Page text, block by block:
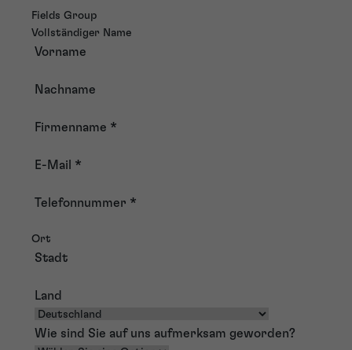
Fields Group
Vollständiger Name
Vorname
Nachname
Firmenname *
E-Mail *
Telefonnummer *
Ort
Stadt
Land
Wie sind Sie auf uns aufmerksam geworden?